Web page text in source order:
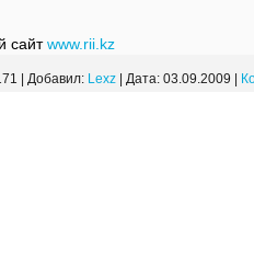
сайт www.rii.kz
Добавил: Lexz Дата: 03.09.2009